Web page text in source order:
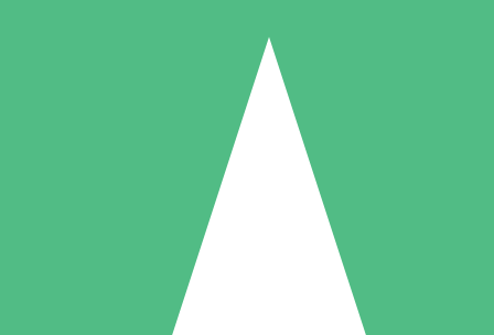
Individuele Creditpakketten
per gebruik met downloadtegoeden. Geen maandelijkse verplichting
5 Downloaden
US$